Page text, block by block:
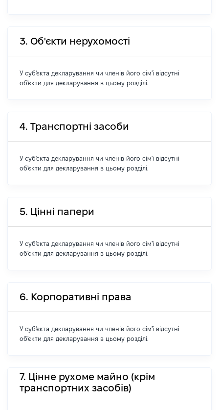
3. Об'єкти нерухомості
У суб'єкта декларування чи членів його сім'ї відсутні
об'єкти для декларування в цьому розділі.
4. Транспортні засоби
У суб'єкта декларування чи членів його сім'ї відсутні
об'єкти для декларування в цьому розділі.
5. Цінні папери
У суб'єкта декларування чи членів його сім'ї відсутні
об'єкти для декларування в цьому розділі.
6. Корпоративні права
У суб'єкта декларування чи членів його сім'ї відсутні
об'єкти для декларування в цьому розділі.
7. Цінне рухоме майно (крім
транспортних засобів)